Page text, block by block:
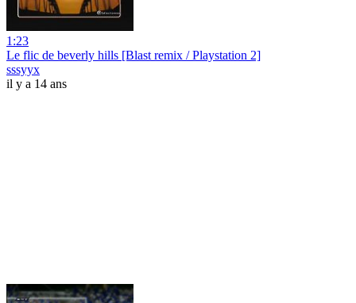
1:23
Le flic de beverly hills [Blast remix / Playstation 2]
sssyyx
il y a 14 ans